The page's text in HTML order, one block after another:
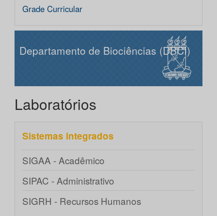
Grade Curricular
Departamento de Biociências (DBCI)
Laboratórios
Sistemas integrados
SIGAA - Acadêmico
SIPAC - Administrativo
SIGRH - Recursos Humanos